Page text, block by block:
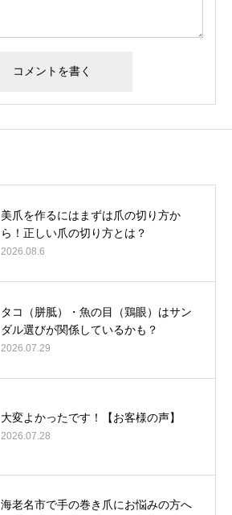
美爪を作るにはまずは爪の切り方か
ら！正しい爪の切り方とは？
2026.08.6
タコ（胼胝）・魚の目（鶏眼）はサン
ダル選びが関係しているかも？
2026.07.29
大変よかったです！【お客様の声】
2026.07.28
海老名市で手の巻き爪にお悩みの方へ